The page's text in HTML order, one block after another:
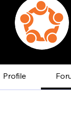
Profile